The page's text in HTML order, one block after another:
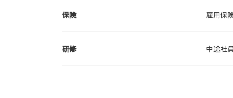
保険 雇用保
研修 中途社